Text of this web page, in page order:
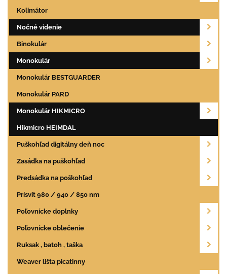
Kolimátor
Nočné videnie
Binokulár
Monokulár
Monokulár BESTGUARDER
Monokulár PARD
Monokulár HIKMICRO
Hikmicro HEIMDAL
Puškohľad digitálny deň noc
Zasádka na puškohľad
Predsádka na poškohľad
Prísvit 980 / 940 / 850 nm
Poľovnícke doplnky
Poľovnícke oblečenie
Ruksak , batoh , taška
Weaver lišta picatinny